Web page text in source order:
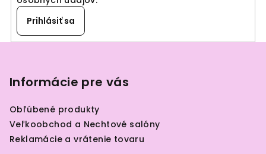
Prihlásiť sa
Informácie pre vás
Obľúbené produkty
Veľkoobchod a Nechtové salóny
Reklamácie a vrátenie tovaru